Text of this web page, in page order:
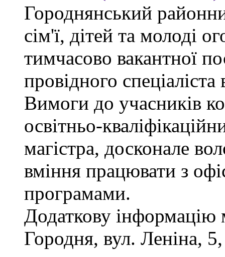
Городнянський
сім'ї, дітей та молоді
тимчасово вакантної
провідного
Вимоги до учасників
освітньо-
магістра, досконале
вміння працювати з
програмами.
Додаткову
Городня, вул. Леніна,